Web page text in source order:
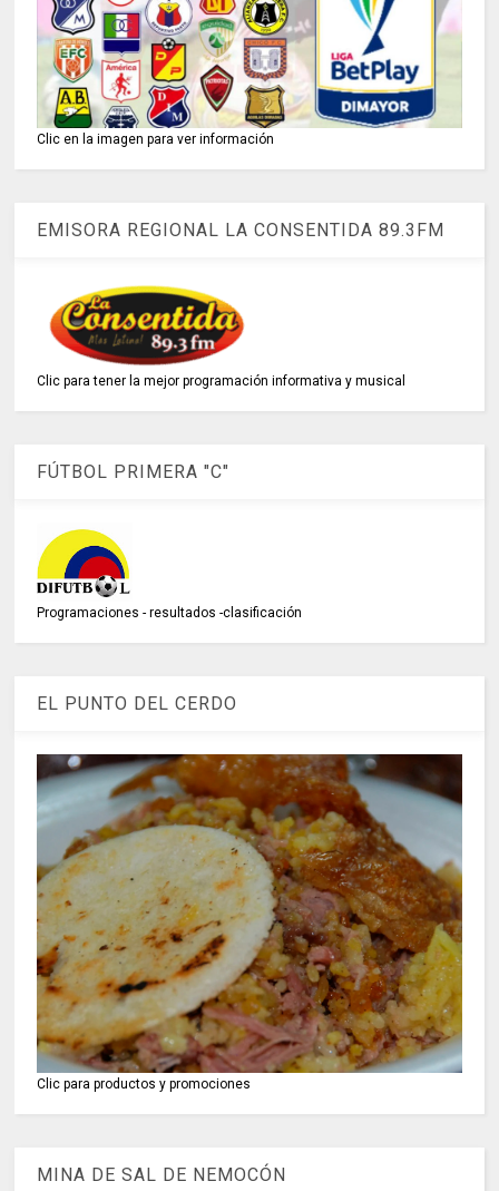
Clic en la imagen para ver información
EMISORA REGIONAL LA CONSENTIDA 89.3FM
Clic para tener la mejor programación informativa y musical
FÚTBOL PRIMERA "C"
Programaciones - resultados -clasificación
EL PUNTO DEL CERDO
Clic para productos y promociones
MINA DE SAL DE NEMOCÓN